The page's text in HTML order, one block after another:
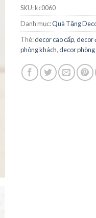
SKU:kc0060
Danh mục:Quà Tặng
Thẻ:decor cao cấp,decor
phòng khách,decor